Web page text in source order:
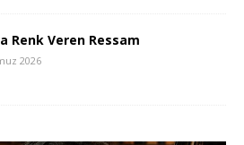
Renk Veren Ressam
2026